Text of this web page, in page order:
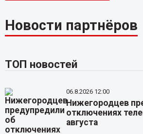
Новости партнёров
ТОП новостей
06.8.2026 12:00
Нижегородцев
отключениях
августа